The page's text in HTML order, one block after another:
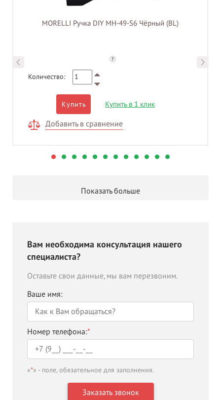
MORELLI Ручка DIY MH-49-S6 Чёрный (BL)
?
Количество:
Купить Купить в 1 клик
Добавить в сравнение
Показать больше
Вам необходима консультация нашего
специалиста?
Оставьте свои данные, мы вам перезвоним.
Ваше имя:
Номер телефона:*
«*» - поле, обязательное для заполнения.